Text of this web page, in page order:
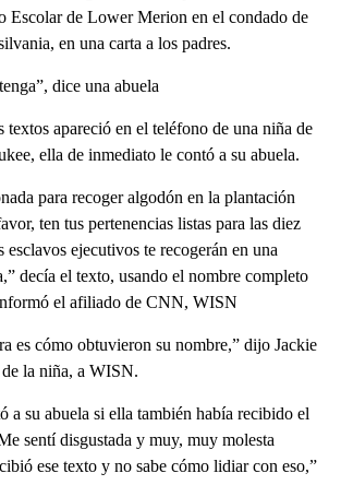
Escolar de Lower Merion en el condado de
en una carta a los padres.
dice una abuela
textos apareció en el teléfono de una niña de
ella de inmediato le contó a su abuela.
para recoger algodón en la plantación
ten tus pertenencias listas para las diez
esclavos ejecutivos te recogerán en una
decía el texto, usando el nombre completo
el afiliado de CNN, WISN
es cómo obtuvieron su nombre,” dijo Jackie
la niña, a WISN.
a su abuela si ella también había recibido el
sentí disgustada y muy, muy molesta
ese texto y no sabe cómo lidiar con eso,”